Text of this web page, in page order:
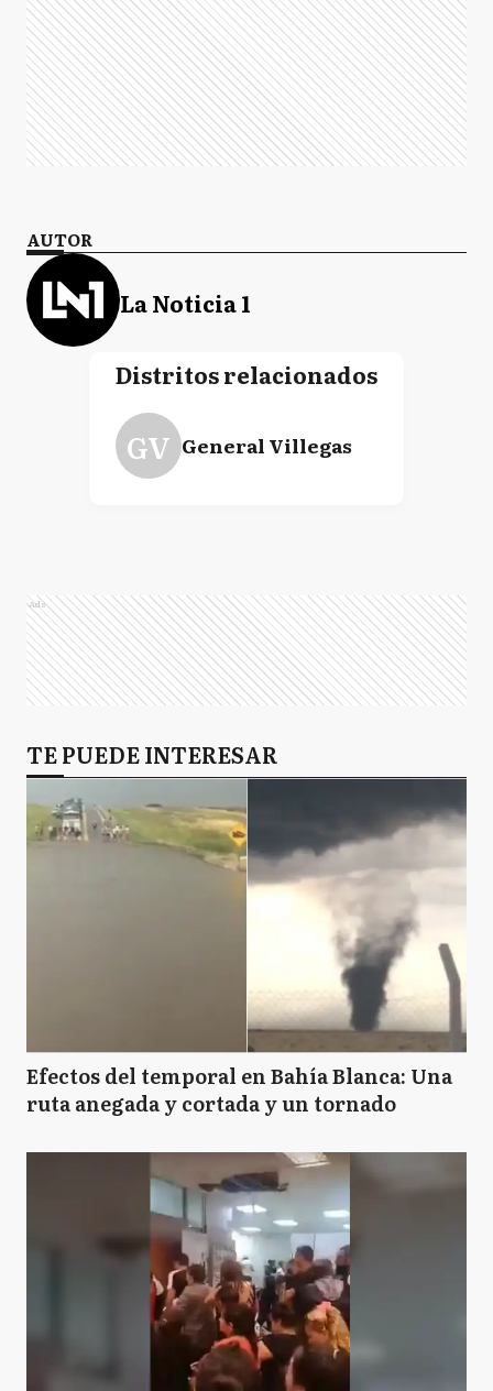
AUTOR
La Noticia 1
Distritos relacionados
GV General Villegas
Ads
TE PUEDE INTERESAR
Efectos del temporal en Bahía Blanca: Una
ruta anegada y cortada y un tornado